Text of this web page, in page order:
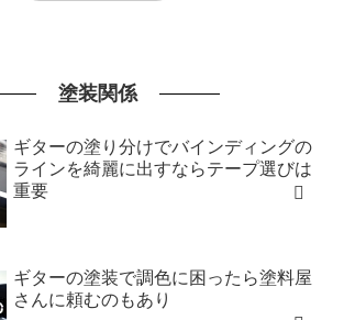
塗装関係
ギターの塗り分けでバインディングの
ラインを綺麗に出すならテープ選びは
重要
ギターの塗装で調色に困ったら塗料屋
さんに頼むのもあり